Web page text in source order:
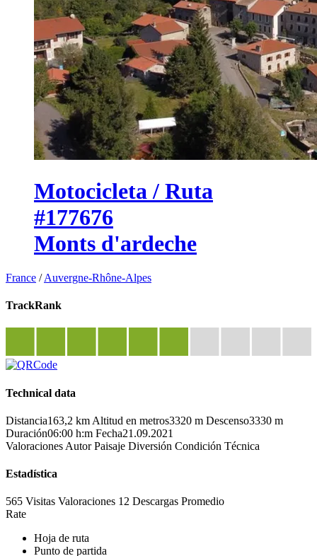
Motocicleta / Ruta
#177676
Monts d'ardeche
France /Auvergne-Rhône-Alpes
TrackRank
Technical data
Distancia163,2 km Altitud en metros3320 m Descenso3330 m
Duración06:00 h:m Fecha21.09.2021
Valoraciones Autor Paisaje Diversión Condición Técnica
Estadística
565 Visitas Valoraciones 12 Descargas Promedio
Rate
Hoja de ruta
Punto de partida